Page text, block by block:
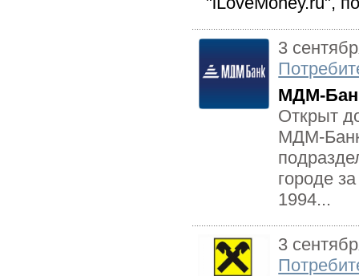
3
МДМ-
Открыт
МДМ-
городе
1994...
3